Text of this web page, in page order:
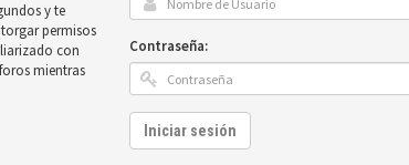
y te
permisos
con
mientras
Contraseña:
Iniciar sesión